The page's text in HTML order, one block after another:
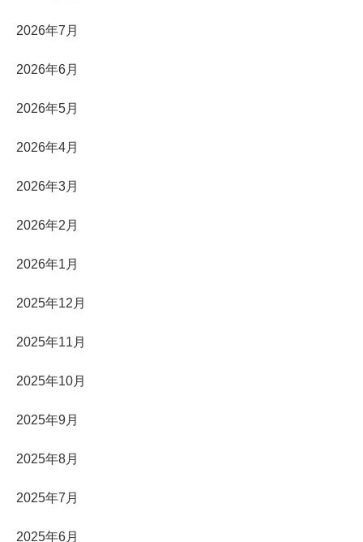
2026年7月
2026年6月
2026年5月
2026年4月
2026年3月
2026年2月
2026年1月
2025年12月
2025年11月
2025年10月
2025年9月
2025年8月
2025年7月
2025年6月